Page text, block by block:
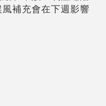
補充會在下週影響